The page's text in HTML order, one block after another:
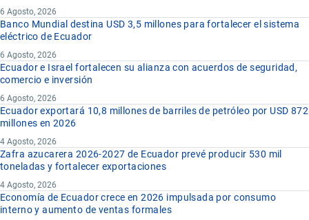
6 Agosto, 2026
Banco Mundial destina USD 3,5 millones para fortalecer el sistema
eléctrico de Ecuador
6 Agosto, 2026
Ecuador e Israel fortalecen su alianza con acuerdos de seguridad,
comercio e inversión
6 Agosto, 2026
Ecuador exportará 10,8 millones de barriles de petróleo por USD 872
millones en 2026
4 Agosto, 2026
Zafra azucarera 2026-2027 de Ecuador prevé producir 530 mil
toneladas y fortalecer exportaciones
4 Agosto, 2026
Economía de Ecuador crece en 2026 impulsada por consumo
interno y aumento de ventas formales